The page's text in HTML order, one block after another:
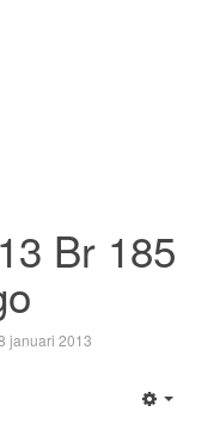
Br 185
januari 2013